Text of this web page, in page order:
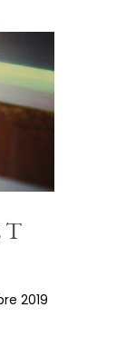
2019